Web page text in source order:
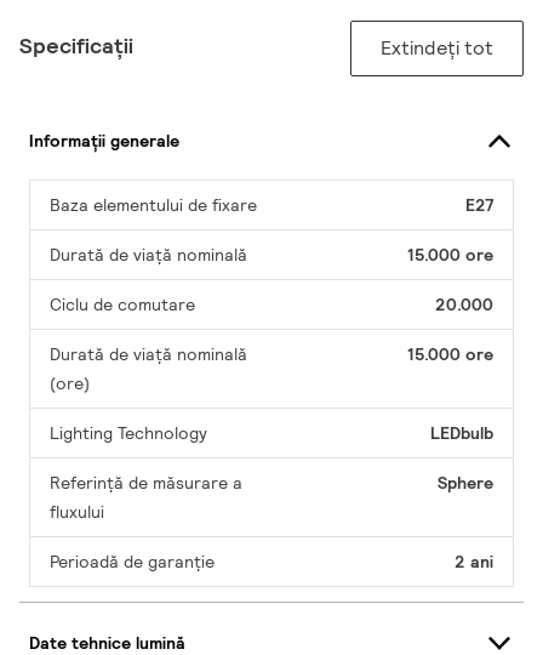
Specificații Extindeți tot
Informații generale
Baza elementului de fixare E27
Durată de viață nominală 15.000 ore
Ciclu de comutare 20.000
Durată de viață nominală
(ore)
15.000 ore
Lighting Technology LEDbulb
Referință de măsurare a
fluxului
Sphere
Perioadă de garanţie 2 ani
Date tehnice lumină